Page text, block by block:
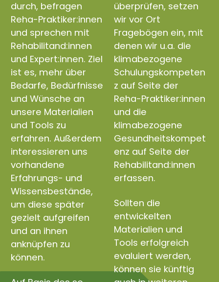
durch, befragen
Reha-Praktiker:innen
und sprechen mit
Rehabilitand:innen
und Expert:innen. Ziel
ist es, mehr über
Bedarfe, Bedürfnisse
und Wünsche an
unsere Materialien
und Tools zu
erfahren. Außerdem
interessieren uns
vorhandene
Erfahrungs- und
Wissensbestände,
um diese später
gezielt aufgreifen
und an ihnen
anknüpfen zu
können.
überprüfen, setzen
wir vor Ort
Fragebögen ein, mit
denen wir u.a. die
klimabezogene
Schulungskompeten
z auf Seite der
Reha-Praktiker:innen
und die
klimabezogene
Gesundheitskompet
enz auf Seite der
Rehabilitand:innen
erfassen.
Sollten die
entwickelten
Materialien und
Tools erfolgreich
evaluiert werden,
können sie künftig